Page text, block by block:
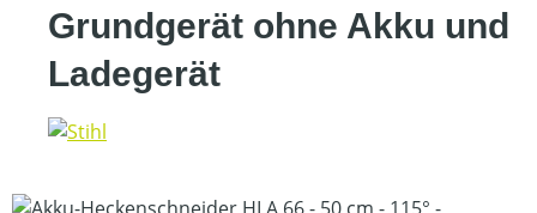
Grundgerät ohne Akku und
Ladegerät
Bildergalerie überspringen